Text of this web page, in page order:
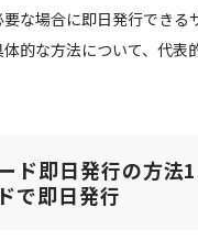
な場合に即日発行でき
的な方法について、代表
ド即日発行の方法
で即日発行